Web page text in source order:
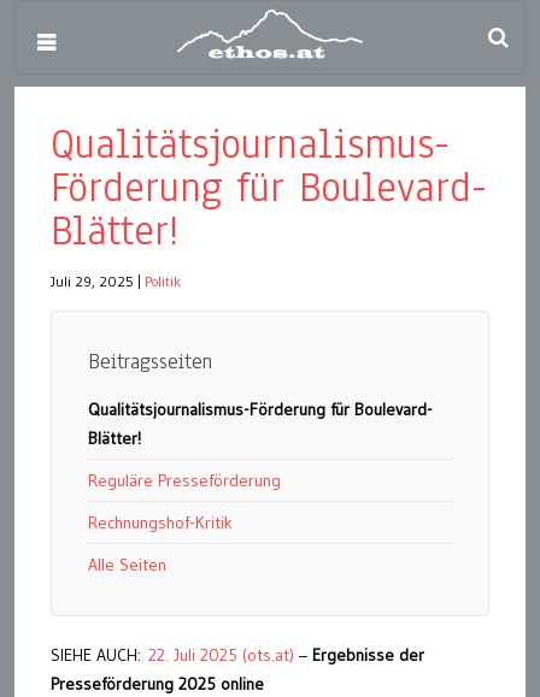
Qualitätsjournalismus-
Förderung für Boulevard-
Blätter!
Juli 29, 2025 Politik
Beitragsseiten
Qualitätsjournalismus-Förderung für Boulevard-
Blätter!
Reguläre Presseförderung
Rechnungshof-Kritik
Alle Seiten
SIEHE AUCH: 22. Juli 2025 (ots.at) – Ergebnisse der
Presseförderung 2025 online